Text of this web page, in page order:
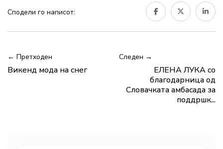
Сподели го написот:
← Претходен
Викенд мода на снег
Следен →
ЕЛЕНА ЛУКА со
благодарница од
Словачката амбасада за
поддршк...